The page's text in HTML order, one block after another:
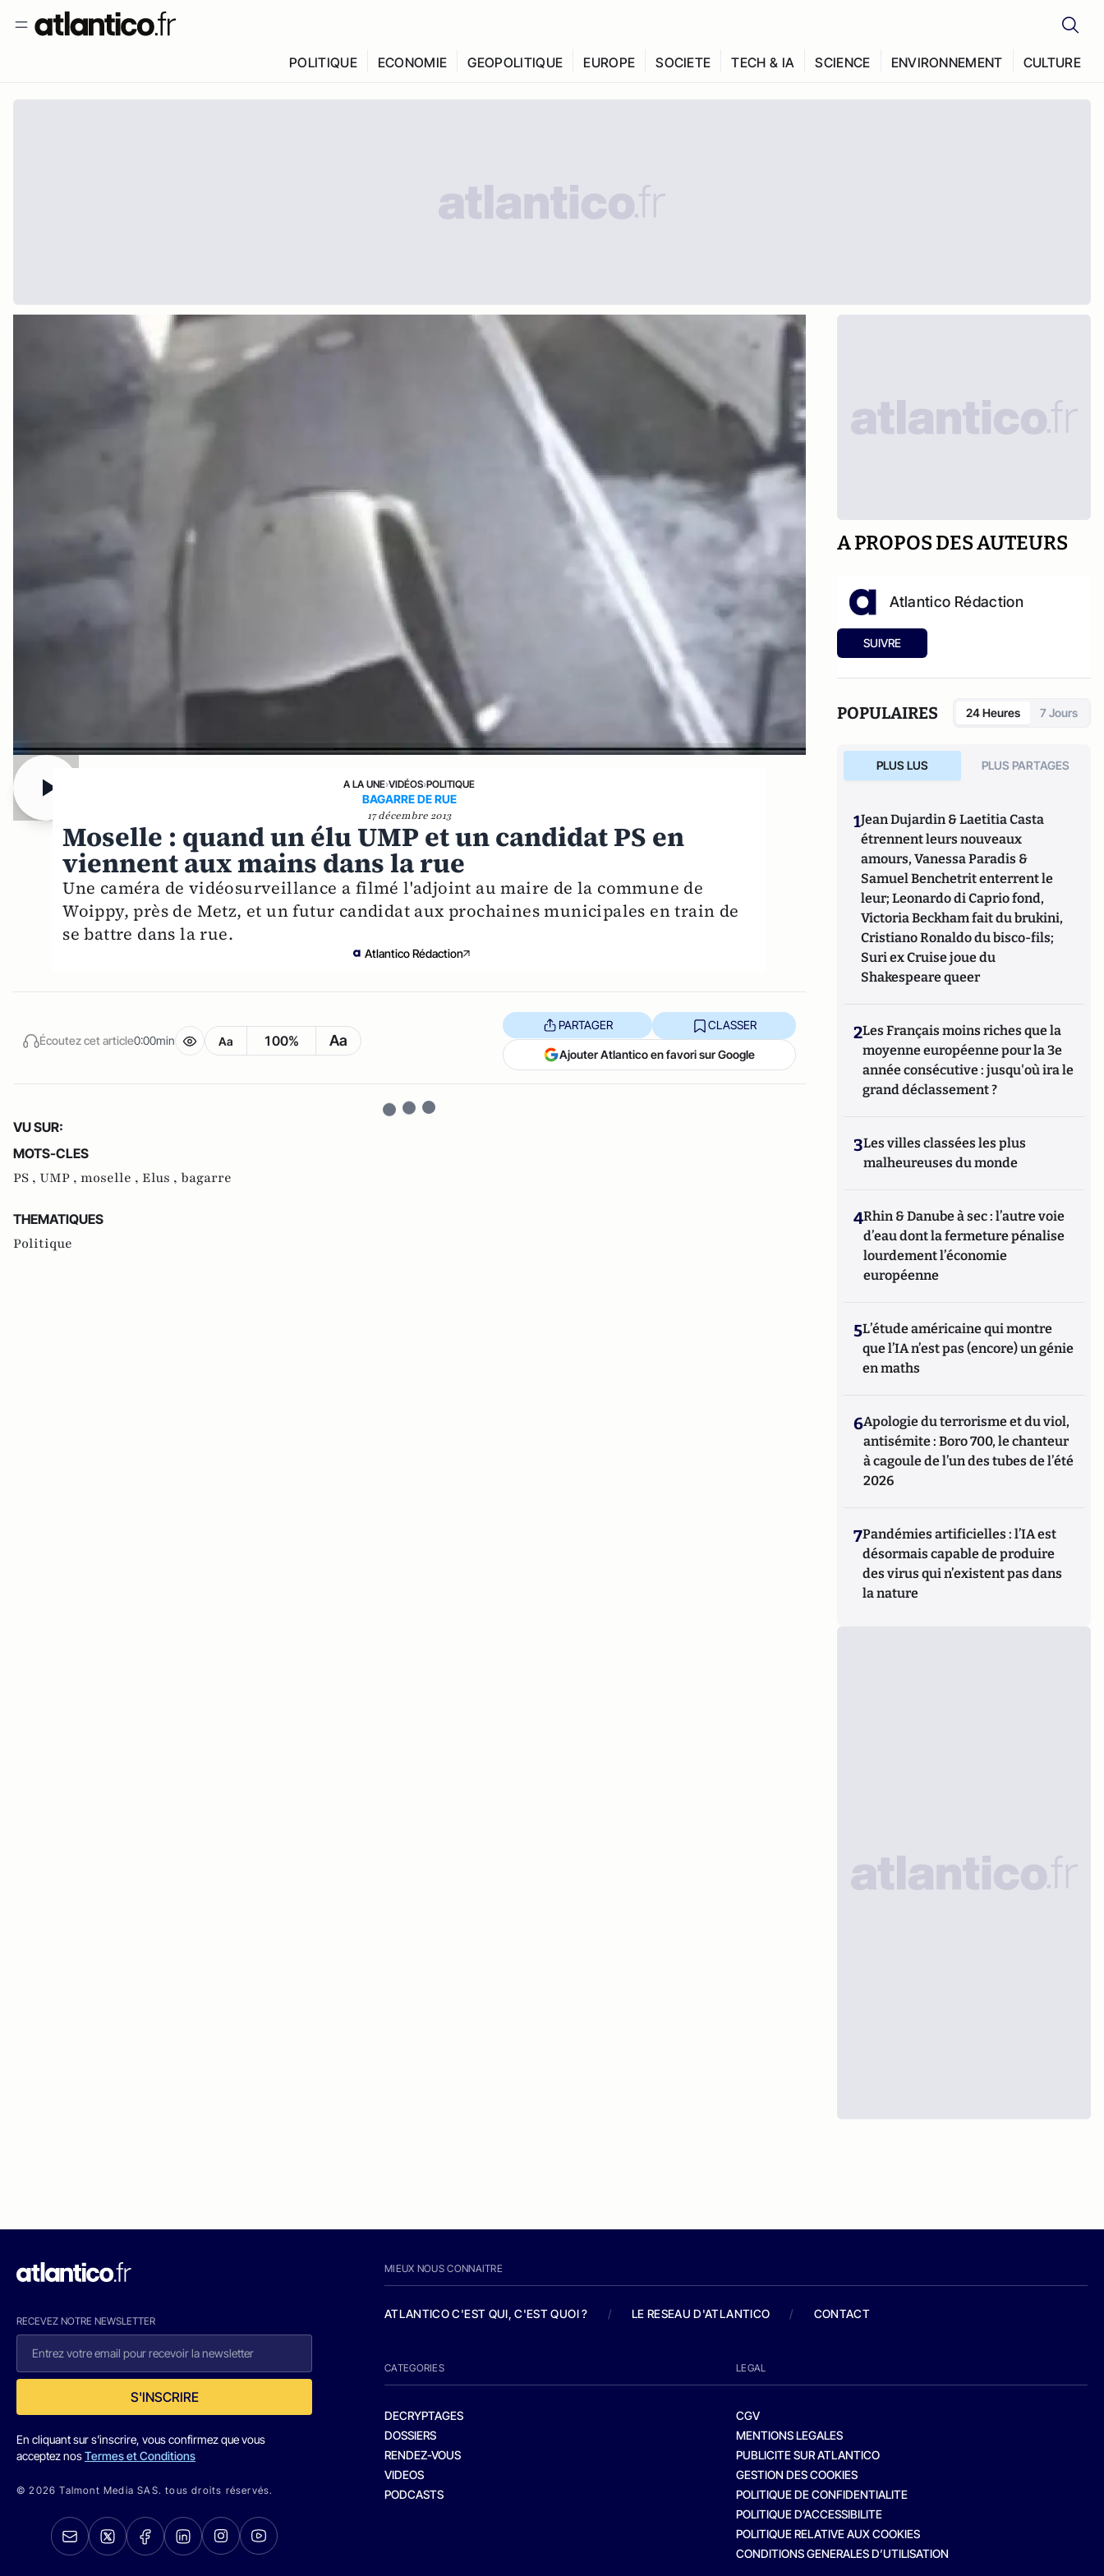
POLITIQUE ECONOMIE GEOPOLITIQUE EUROPE SOCIETE TECH & IA SCIENCE ENVIRONNEMENT CULTURE
A LA UNE›VIDÉOS›POLITIQUE
BAGARRE DE RUE
17 décembre 2013
Moselle : quand un élu UMP et un candidat PS en
viennent aux mains dans la rue
Une caméra de vidéosurveillance a filmé l'adjoint au maire de la commune de
Woippy, près de Metz, et un futur candidat aux prochaines municipales en train de
se battre dans la rue.
Atlantico Rédaction
Écoutez cet article0:00min Aa 100% Aa
PARTAGER CLASSER
Ajouter Atlantico en favori sur Google
VU SUR:
MOTS-CLES
PS , UMP , moselle , Elus , bagarre
THEMATIQUES
Politique
A PROPOS DES AUTEURS
Atlantico Rédaction
SUIVRE
POPULAIRES 24 Heures 7 Jours
PLUS LUS PLUS PARTAGES
1Jean Dujardin & Laetitia Casta
étrennent leurs nouveaux
amours, Vanessa Paradis &
Samuel Benchetrit enterrent le
leur; Leonardo di Caprio fond,
Victoria Beckham fait du brukini,
Cristiano Ronaldo du bisco-fils;
Suri ex Cruise joue du
Shakespeare queer
2Les Français moins riches que la
moyenne européenne pour la 3e
année consécutive : jusqu'où ira le
grand déclassement ?
3Les villes classées les plus
malheureuses du monde
4Rhin & Danube à sec : l’autre voie
d’eau dont la fermeture pénalise
lourdement l’économie
européenne
5L’étude américaine qui montre
que l’IA n’est pas (encore) un génie
en maths
6Apologie du terrorisme et du viol,
antisémite : Boro 700, le chanteur
à cagoule de l’un des tubes de l’été
2026
7Pandémies artificielles : l’IA est
désormais capable de produire
des virus qui n’existent pas dans
la nature
RECEVEZ NOTRE NEWSLETTER
S'INSCRIRE
En cliquant sur s'inscrire, vous confirmez que vous
acceptez nosTermes et Conditions
© 2026 Talmont Media SAS. tous droits réservés.
MIEUX NOUS CONNAITRE
ATLANTICO C'EST QUI, C'EST QUOI ? / LE RESEAU D'ATLANTICO / CONTACT
CATEGORIES
DECRYPTAGES
DOSSIERS
RENDEZ-VOUS
VIDEOS
PODCASTS
LEGAL
CGV
MENTIONS LEGALES
PUBLICITE SUR ATLANTICO
GESTION DES COOKIES
POLITIQUE DE CONFIDENTIALITE
POLITIQUE D’ACCESSIBILITE
POLITIQUE RELATIVE AUX COOKIES
CONDITIONS GENERALES D’UTILISATION